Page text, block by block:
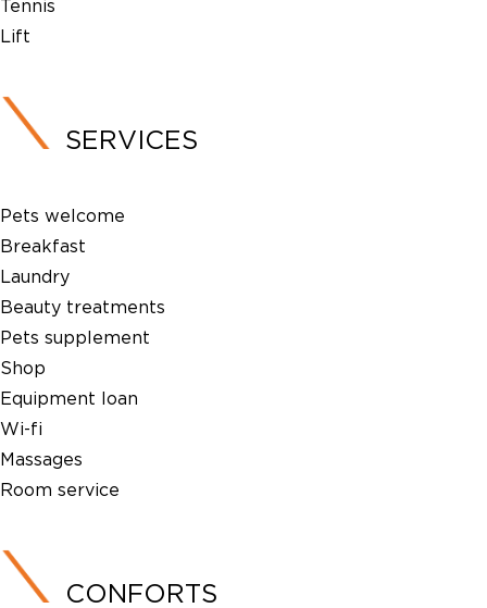
Tennis
Lift
SERVICES
Pets welcome
Breakfast
Laundry
Beauty treatments
Pets supplement
Shop
Equipment loan
Wi-fi
Massages
Room service
CONFORTS